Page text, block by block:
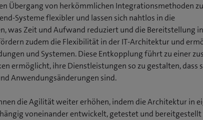
Übergang von herkömmlichen Integrationsmethoden
Systeme flexibler und lassen sich nahtlos in die
was Zeit und Aufwand reduziert und die Bereitstellung
zudem die Flexibilität in der IT-Architektur und
und Systemen. Diese Entkopplung führt zu einer
ermöglicht, ihre Dienstleistungen so zu gestalten, dass
Anwendungsänderungen sind.
die Agilität weiter erhöhen, indem die Architektur in
voneinander entwickelt, getestet und